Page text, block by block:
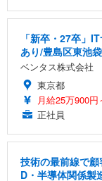
「新卒・27卒」
あり/豊島区東池
ベンタス株式会社
東京都
月給25万900円
正社員
技術の最前線で
D・半導体関係製